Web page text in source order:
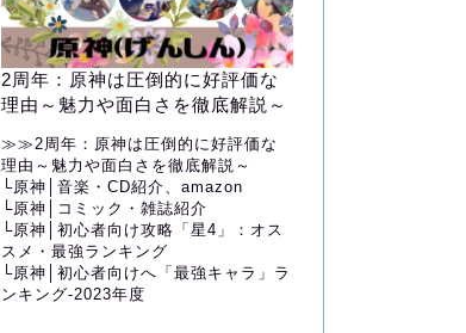
2周年：原神は圧倒的に好評価な
理由～魅力や面白さを徹底解説～
≫≫2周年：原神は圧倒的に好評価な
理由～魅力や面白さを徹底解説～
└原神│音楽・CD紹介、amazon
└原神│コミック・雑誌紹介
└原神│初心者向け攻略「星4」：オス
スメ・最強ランキング
└原神│初心者向けへ「最強キャラ」ラ
ンキング-2023年度